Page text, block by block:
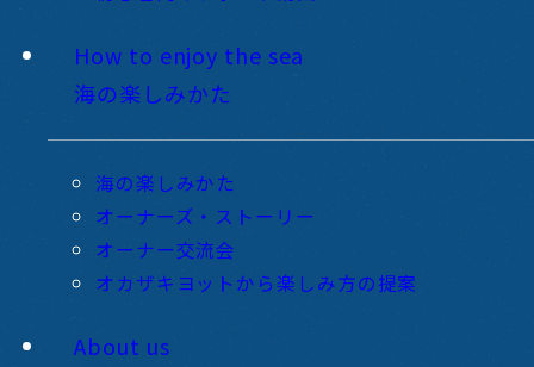
How to enjoy the sea
海の楽しみかた
海の楽しみかた
オーナーズ・ストーリー
オーナー交流会
オカザキヨットから楽しみ方の提案
About us